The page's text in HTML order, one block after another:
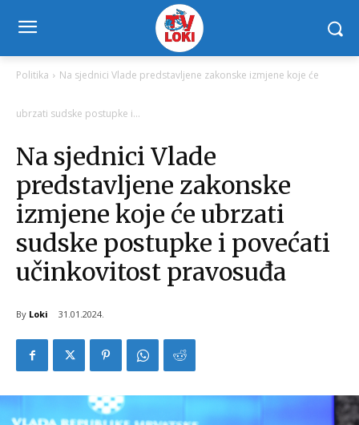
Politika Na sjednici Vlade predstavljene zakonske izmjene koje će
ubrzati sudske postupke i...
Na sjednici Vlade
predstavljene zakonske
izmjene koje će ubrzati
sudske postupke i povećati
učinkovitost pravosuđa
By Loki 31.01.2024.